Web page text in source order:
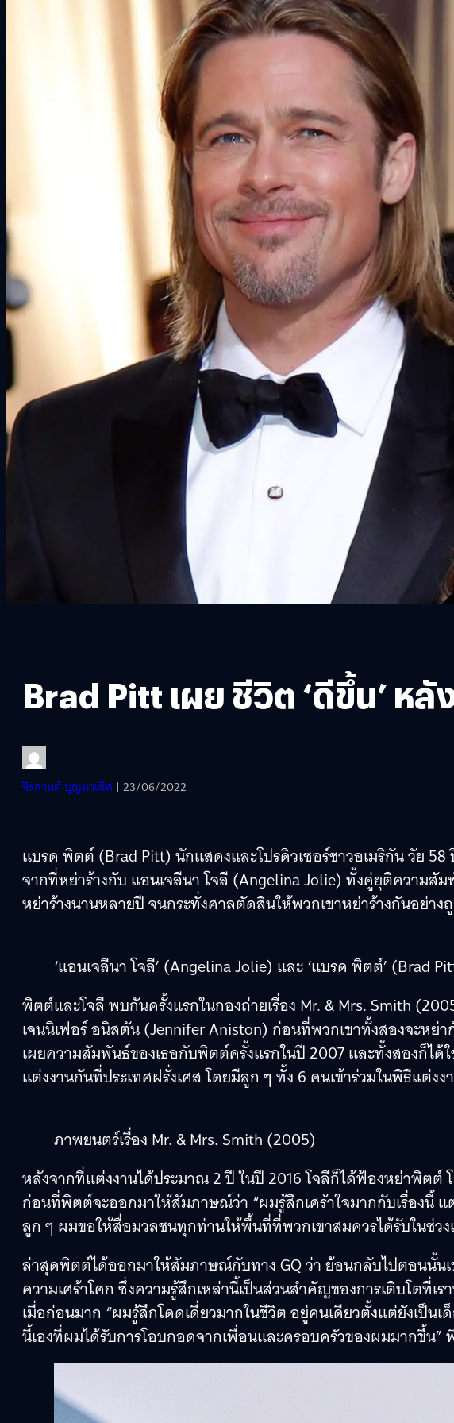
Brad Pitt เผย ชีวิต ‘ดีขึ้น’ ห
จิรกานต์ บุญมาเลิศ | 23/06/2022
แบรด พิตต์ (Brad Pitt) นักแสดงและโปรดิวเซอร์ชาวอเมริกัน วัย 58
จากที่หย่าร้างกับ แอนเจลีนา โจลี (Angelina Jolie) ทั้งคู่ยุติความสั
หย่าร้างนานหลายปี จนกระทั่งศาลตัดสินให้พวกเขาหย่าร้างกันอย่า
‘แอนเจลีนา โจลี’ (Angelina Jolie) และ ‘แบรด พิตต์’ (Brad
พิตต์และโจลี พบกันครั้งแรกในกองถ่ายเรื่อง Mr. & Mrs. Smith
เจนนิเฟอร์ อนิสตัน (Jennifer Aniston) ก่อนที่พวกเขาทั้งสองจะหย่
เผยความสัมพันธ์ของเธอกับพิตต์ครั้งแรกในปี 2007 และทั้งสองก็ได้
แต่งงานกันที่ประเทศฝรั่งเศส โดยมีลูก ๆ ทั้ง 6 คนเข้าร่วมในพิธีแต่งง
ภาพยนตร์เรื่อง Mr. & Mrs. Smith (2005)
หลังจากที่แต่งงานได้ประมาณ 2 ปี ในปี 2016 โจลีก็ได้ฟ้องหย่าพิตต์
ก่อนที่พิตต์จะออกมาให้สัมภาษณ์ว่า “ผมรู้สึกเศร้าใจมากกับเรื่อง
ลูก ๆ ผมขอให้สื่อมวลชนทุกท่านให้พื้นที่ที่พวกเขาสมควรได้รับในช่วง
ล่าสุดพิตต์ได้ออกมาให้สัมภาษณ์กับทาง GQ ว่า ย้อนกลับไปตอนนั้น
ความเศร้าโศก ซึ่งความรู้สึกเหล่านี้เป็นส่วนสำคัญของการเติบโตที่เ
เมื่อก่อนมาก “ผมรู้สึกโดดเดี่ยวมากในชีวิต อยู่คนเดียวตั้งแต่ยังเป็น
นี้เองที่ผมได้รับการโอบกอดจากเพื่อนและครอบครัวของผมมากขึ้น”